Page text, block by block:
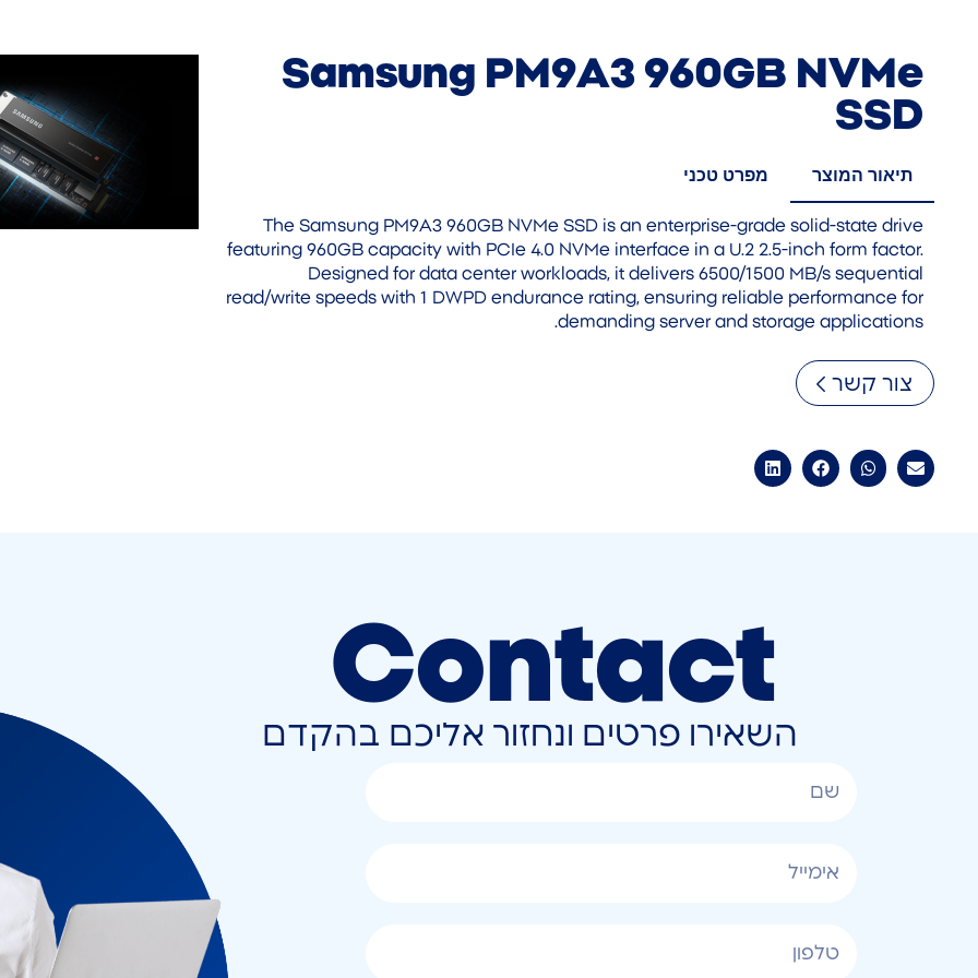
Samsung PM9A3 960GB NVMe
SSD
תיאור המוצר מפרט טכני
The Samsung PM9A3 960GB NVMe SSD is an enterprise-grade solid-state drive
featuring 960GB capacity with PCIe 4.0 NVMe interface in a U.2 2.5-inch form factor.
Designed for data center workloads, it delivers 6500/1500 MB/s sequential
read/write speeds with 1 DWPD endurance rating, ensuring reliable performance for
demanding server and storage applications.
צור קשר
Contact
השאירו פרטים ונחזור אליכם בהקדם